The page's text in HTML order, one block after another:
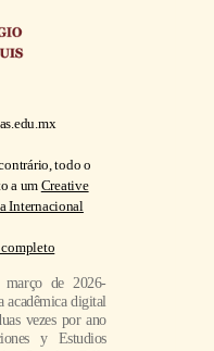
vezes por ano
y Estudios
Social, Calle
C. P. 14000,
22-048, Tel. 54
Colegio de la
Carretera
km 18,5, San
Tijuana, Baja
Superiores
Sur Manuel
Tlaquepaque,
e El Colegio de